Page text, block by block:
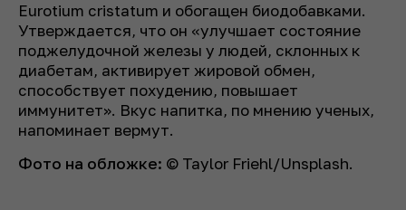
Eurotium cristatum и обогащен биодобавками.
Утверждается, что он «улучшает состояние
поджелудочной железы у людей, склонных к
диабетам, активирует жировой обмен,
способствует похудению, повышает
иммунитет». Вкус напитка, по мнению ученых,
напоминает вермут.
Фото на обложке: © Taylor Friehl/Unsplash.